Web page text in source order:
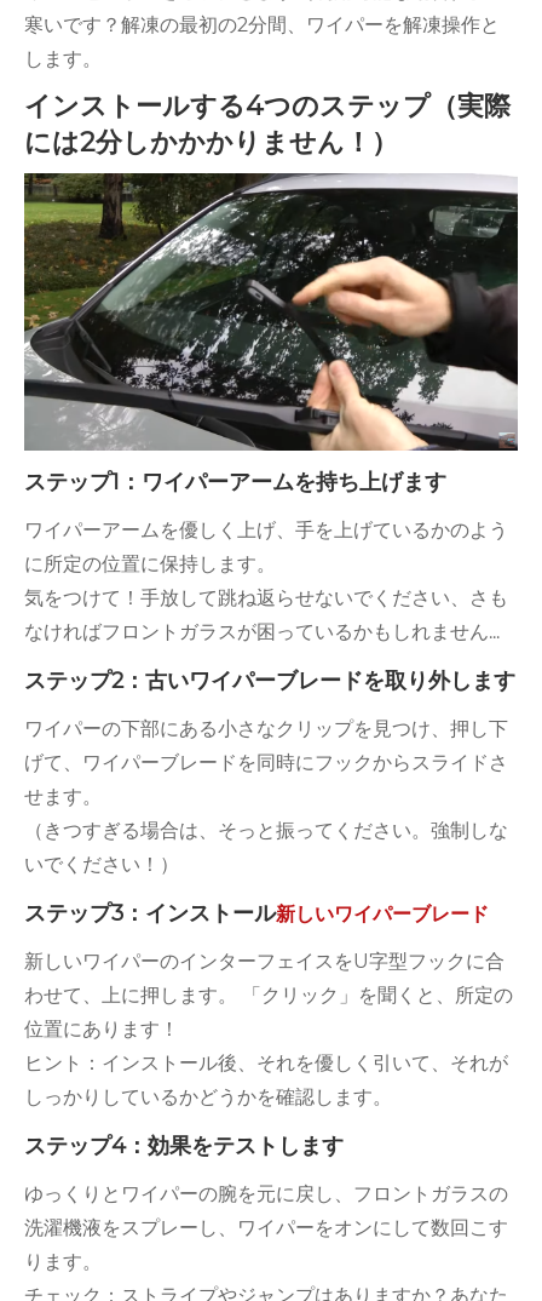
寒いです？解凍の最初の2分間、ワイパーを解凍操作と
します。
インストールする4つのステップ（実際
には2分しかかかりません！）
ステップ1：ワイパーアームを持ち上げます
ワイパーアームを優しく上げ、手を上げているかのよう
に所定の位置に保持します。
気をつけて！手放して跳ね返らせないでください、さも
なければフロントガラスが困っているかもしれません...
ステップ2：古いワイパーブレードを取り外します
ワイパーの下部にある小さなクリップを見つけ、押し下
げて、ワイパーブレードを同時にフックからスライドさ
せます。
（きつすぎる場合は、そっと振ってください。強制しな
いでください！）
ステップ3：インストール新しいワイパーブレード
新しいワイパーのインターフェイスをU字型フックに合
わせて、上に押します。 「クリック」を聞くと、所定の
位置にあります！
ヒント：インストール後、それを優しく引いて、それが
しっかりしているかどうかを確認します。
ステップ4：効果をテストします
ゆっくりとワイパーの腕を元に戻し、フロントガラスの
洗濯機液をスプレーし、ワイパーをオンにして数回こす
ります。
チェック：ストライプやジャンプはありますか？あなた